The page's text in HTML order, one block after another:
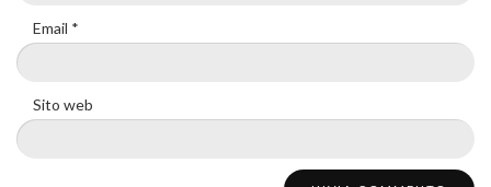
Email *
Sito web